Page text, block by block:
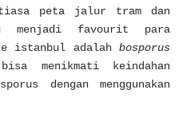
peta jalur tram dan
menjadi favourit para
istanbul adalah bosporus
menikmati keindahan
dengan menggunakan